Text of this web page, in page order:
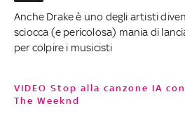
Anche Drake è uno degli artisti
sciocca (e pericolosa) mania di
per colpire i musicisti
VIDEO Stop alla canzone IA con le voci di Drake e
The Weeknd